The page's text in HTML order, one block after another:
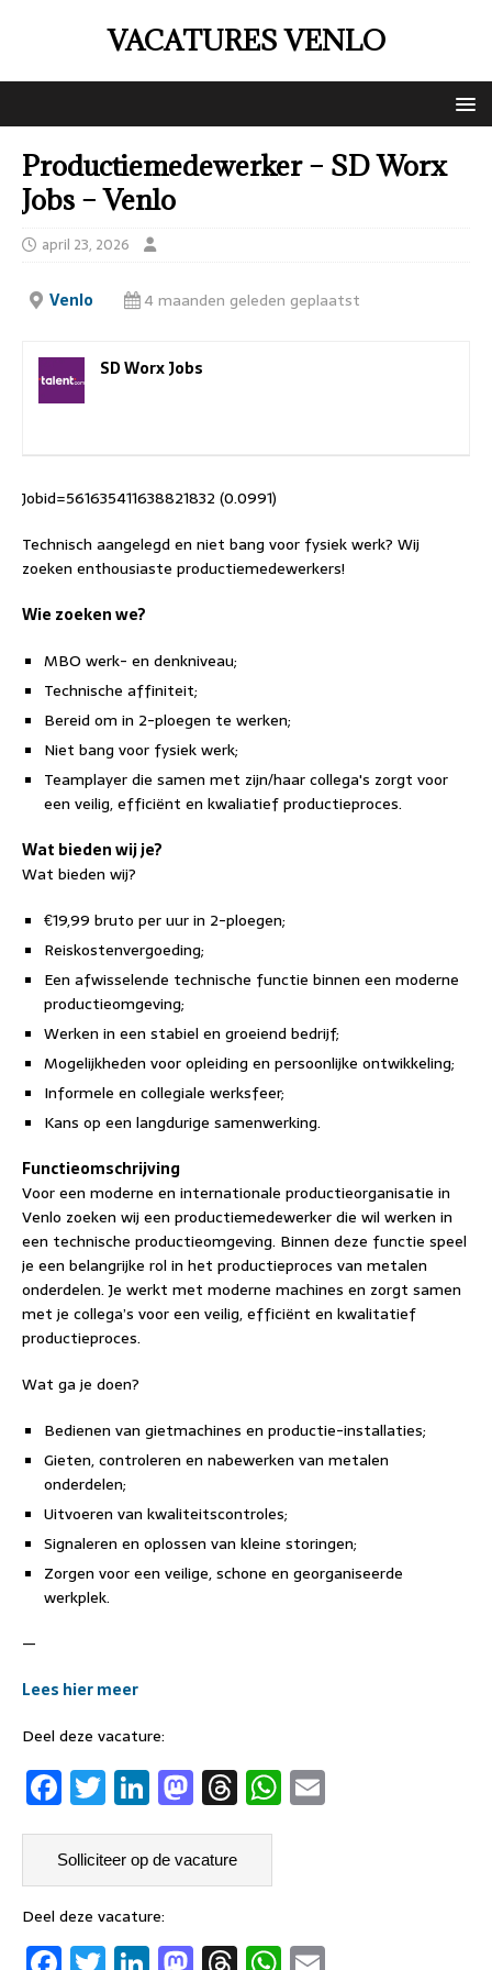
VACATURES VENLO
Productiemedewerker – SD Worx
Jobs – Venlo
april 23, 2026
Venlo 4 maanden geleden geplaatst
SD Worx Jobs
Jobid=561635411638821832 (0.0991)
Technisch aangelegd en niet bang voor fysiek werk? Wij
zoeken enthousiaste productiemedewerkers!
Wie zoeken we?
MBO werk- en denkniveau;
Technische affiniteit;
Bereid om in 2-ploegen te werken;
Niet bang voor fysiek werk;
Teamplayer die samen met zijn/haar collega's zorgt voor
een veilig, efficiënt en kwaliatief productieproces.
Wat bieden wij je?
Wat bieden wij?
€19,99 bruto per uur in 2-ploegen;
Reiskostenvergoeding;
Een afwisselende technische functie binnen een moderne
productieomgeving;
Werken in een stabiel en groeiend bedrijf;
Mogelijkheden voor opleiding en persoonlijke ontwikkeling;
Informele en collegiale werksfeer;
Kans op een langdurige samenwerking.
Functieomschrijving
Voor een moderne en internationale productieorganisatie in
Venlo zoeken wij een productiemedewerker die wil werken in
een technische productieomgeving. Binnen deze functie speel
je een belangrijke rol in het productieproces van metalen
onderdelen. Je werkt met moderne machines en zorgt samen
met je collega’s voor een veilig, efficiënt en kwalitatief
productieproces.
Wat ga je doen?
Bedienen van gietmachines en productie-installaties;
Gieten, controleren en nabewerken van metalen
onderdelen;
Uitvoeren van kwaliteitscontroles;
Signaleren en oplossen van kleine storingen;
Zorgen voor een veilige, schone en georganiseerde
werkplek.
—
Lees hier meer
Deel deze vacature:
F
a
c
e
b
T
w
it
t
er
Li
n
k
e
dI
M
a
st
o
T
h
a
W
h
Deel deze vacature: